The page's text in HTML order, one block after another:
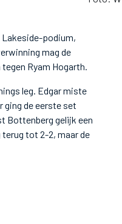
podium,
mag de
Ryam Hogarth.
leg. Edgar miste
ging de eerste set
Bottenberg gelijk een
tot 2-2, maar de